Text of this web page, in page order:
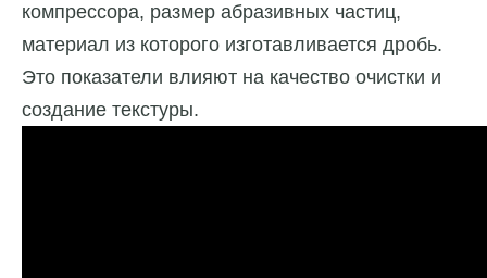
компрессора, размер абразивных частиц,
материал из которого изготавливается дробь.
Это показатели влияют на качество очистки и
создание текстуры.